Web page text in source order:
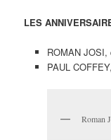
LES
ROMAN JOSI,
PAUL
Roman